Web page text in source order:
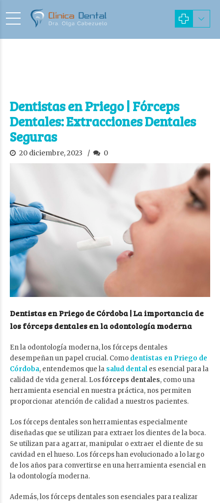
Dentistas en Priego | Fórceps
Dentales: Extracciones Dentales
Seguras
20 diciembre, 2023 0
Dentistas en Priego de Córdoba | La importancia de
los fórceps dentales en la odontología moderna
En la odontología moderna, los fórceps dentales
desempeñan un papel crucial. Como dentistas en Priego de
Córdoba, entendemos que la salud dental es esencial para la
calidad de vida general. Losfórceps dentales, como una
herramienta esencial en nuestra práctica, nos permiten
proporcionar atención de calidad a nuestros pacientes.
Los fórceps dentales son herramientas especialmente
diseñadas que se utilizan para extraer los dientes de la boca.
Se utilizan para agarrar, manipular o extraer el diente de su
cavidad en el hueso. Los fórceps han evolucionado a lo largo
de los años para convertirse en una herramienta esencial en
la odontología moderna.
Además, los fórceps dentales son esenciales para realizar